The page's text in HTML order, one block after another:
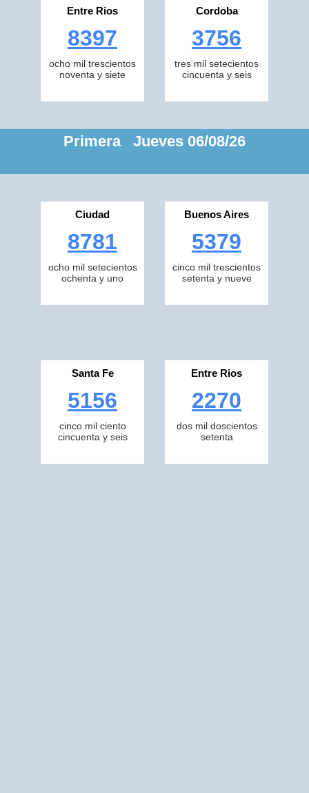
Entre Rios
8397
ocho mil trescientos
noventa y siete
Cordoba
3756
tres mil setecientos
cincuenta y seis
Primera Jueves 06/08/26
Ciudad
8781
ocho mil setecientos
ochenta y uno
Buenos Aires
5379
cinco mil trescientos
setenta y nueve
Santa Fe
5156
cinco mil ciento
cincuenta y seis
Entre Rios
2270
dos mil doscientos
setenta